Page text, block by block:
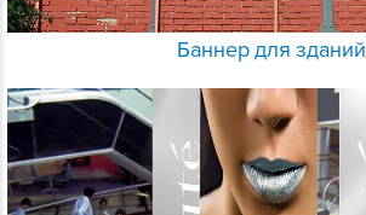
Баннер для зданий